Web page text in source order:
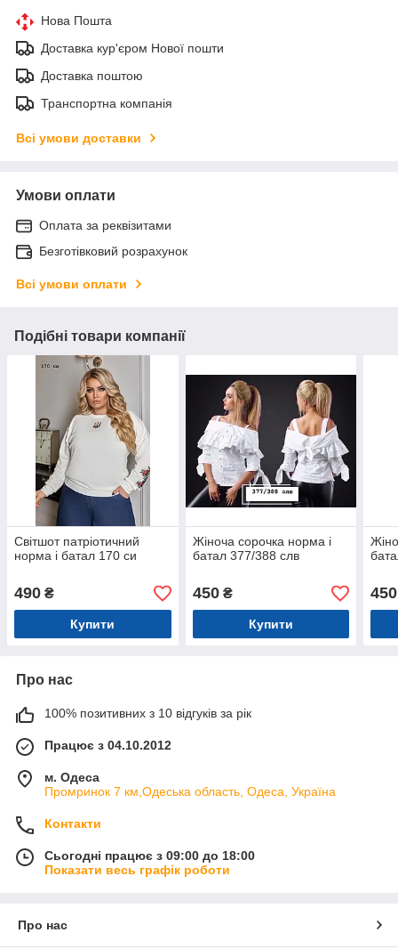
Нова Пошта
Доставка кур'єром Нової пошти
Доставка поштою
Транспортна компанія
Всі умови доставки
Умови оплати
Оплата за реквізитами
Безготівковий розрахунок
Всі умови оплати
Подібні товари компанії
Світшот патріотичний
норма і батал 170 си
490 ₴
Купити
Жіноча сорочка норма і
батал 377/388 слв
450₴
Купити
450
Про нас
100% позитивних з 10 відгуків за рік
Працює з 04.10.2012
м. Одеса
Промринок 7 км,Одеська область, Одеса, Україна
Контакти
Сьогодні працює з 09:00 до 18:00
Показати весь графік роботи
Про нас